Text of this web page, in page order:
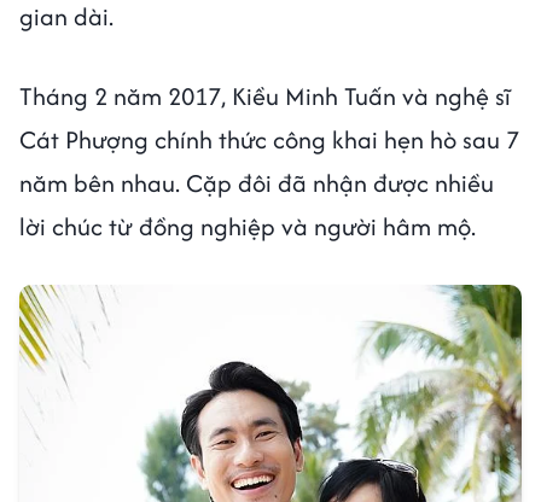
gian dài.
Tháng 2 năm 2017, Kiều Minh Tuấn và nghệ sĩ
Cát Phượng chính thức công khai hẹn hò sau 7
năm bên nhau. Cặp đôi đã nhận được nhiều
lời chúc từ đồng nghiệp và người hâm mộ.